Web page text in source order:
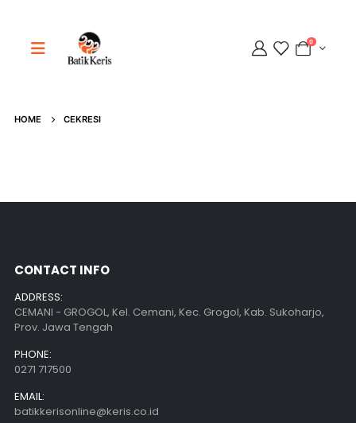
0
HOME CEKRESI
CONTACT INFO
ADDRESS:
CEMANI - GROGOL, Kel. Cemani, Kec. Grogol, Kab. Sukoharjo,
Prov. Jawa Tengah
PHONE:
0271 717500
EMAIL:
batikkerisonline@keris.co.id